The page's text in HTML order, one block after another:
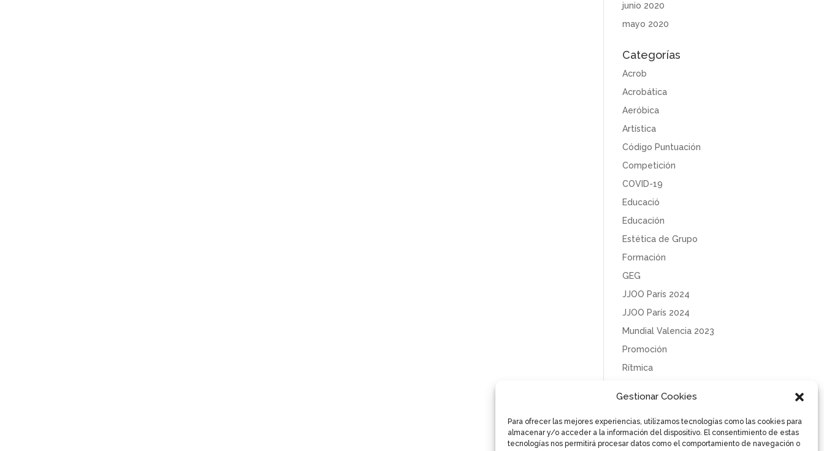
Gestionar Cookies
Para ofrecer las mejores experiencias, utilizamos tecnologías como las cookies para
almacenar y/o acceder a la información del dispositivo. El consentimiento de estas
tecnologías nos permitirá procesar datos como el comportamiento de navegación o
junio 2020
mayo 2020
Categorías
Acrob
Acrobática
Aeróbica
Artística
Código Puntuación
Competición
COVID-19
Educació
Educación
Estética de Grupo
Formación
GEG
JJOO París 2024
JJOO París 2024
Mundial Valencia 2023
Promoción
Rítmica
Tecnificación
Uncategorized